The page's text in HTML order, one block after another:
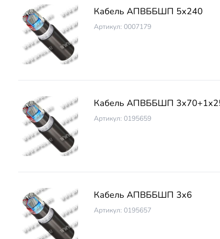
Кабель АПВББШП 5х240
Артикул: 0007179
Кабель АПВББШП
Артикул: 0195659
Кабель АПВББШП 3х6
Артикул: 0195657